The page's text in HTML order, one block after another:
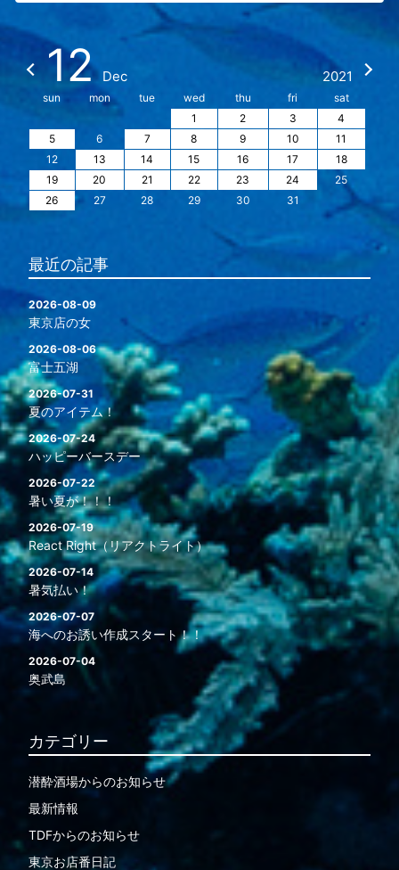
12 Dec 2021
sun mon tue wed thu fri
sat
1
2 3
4
5
6 7 8 9 10
11
12
13 14 15 16 17
18
19
20 21 22 23 24
25
26
27 28 29 30 31
最近の記事
2026-08-09
東京店の女
2026-08-06
富士五湖
2026-07-31
夏のアイテム！
2026-07-24
ハッピーバースデー
2026-07-22
暑い夏が！！！
2026-07-19
React Right（リアクトライト）
2026-07-14
暑気払い！
2026-07-07
海へのお誘い作成スタート！！
2026-07-04
奥武島
カテゴリー
潜酔酒場からのお知らせ
最新情報
TDFからのお知らせ
東京お店番日記